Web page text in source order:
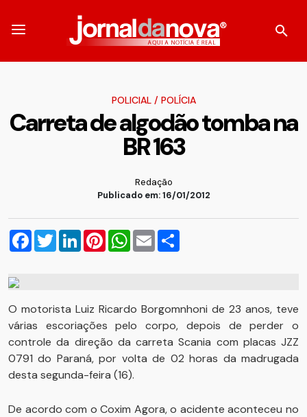
POLICIAL/ POLÍCIA
Carreta de algodão tomba na
BR 163
Redação
Publicado em: 16/01/2012
Facebook
TwitterLinkedInPinterestWhatsApp
Email
O motorista Luiz Ricardo Borgomnhoni de 23 anos, teve
várias escoriações pelo corpo, depois de perder o
controle da direção da carreta Scania com placas JZZ
0791 do Paraná, por volta de 02 horas da madrugada
desta segunda-feira (16).
De acordo com o Coxim Agora, o acidente aconteceu no